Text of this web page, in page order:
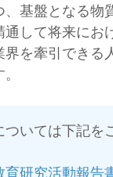
、基盤となる物
して将来にお
界を牽引できる
いては下記を
研究活動報告